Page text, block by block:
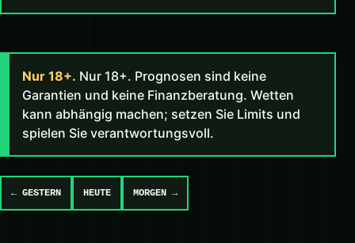
Nur 18+. Nur 18+. Prognosen sind keine
Garantien und keine Finanzberatung. Wetten
kann abhängig machen; setzen Sie Limits und
spielen Sie verantwortungsvoll.
← GESTERN HEUTE MORGEN →